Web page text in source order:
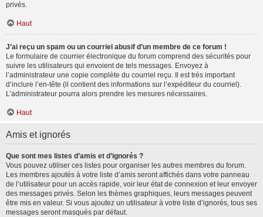
privés.
Haut
J’ai reçu un spam ou un courriel abusif d’un membre de ce forum !
Le formulaire de courrier électronique du forum comprend des sécurités pour
suivre les utilisateurs qui envoient de tels messages. Envoyez à
l’administrateur une copie complète du courriel reçu. Il est très important
d’inclure l’en-tête (il contient des informations sur l’expéditeur du courriel).
L’administrateur pourra alors prendre les mesures nécessaires.
Haut
Amis et ignorés
Que sont mes listes d’amis et d’ignorés ?
Vous pouvez utiliser ces listes pour organiser les autres membres du forum.
Les membres ajoutés à votre liste d’amis seront affichés dans votre panneau
de l’utilisateur pour un accès rapide, voir leur état de connexion et leur envoyer
des messages privés. Selon les thèmes graphiques, leurs messages peuvent
être mis en valeur. Si vous ajoutez un utilisateur à votre liste d’ignorés, tous ses
messages seront masqués par défaut.